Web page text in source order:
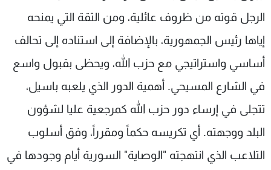
الرجل قوته من ظروف عائلية، ومن الثقة التي يمنحه
إياها رئيس الجمهورية، بالإضافة إلى استناده إلى تحالف
أساسي واستراتيجي مع حزب الله، ويحظى بقبول واسع
في الشارع المسيحي. أهمية الدور الذي يلعبه باسيل،
تتجلى في إرساء دور حزب الله كمرجعية عليا لشؤون
البلد ووجهته. أي تكريسه حكماً ومقرراً، وفق أسلوب
التلاعب الذي انتهجته "الوصاية" السورية أيام وجودها في